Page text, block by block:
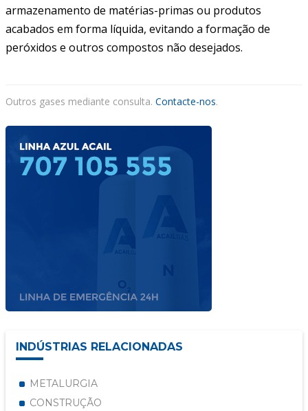
ACAIL GÁS MEDICARE
armazenamento de matérias-primas ou produtos
acabados em forma líquida, evitando a formação de
peróxidos e outros compostos não desejados.
Outros gases mediante consulta.Contacte-nos.
INDÚSTRIAS RELACIONADAS
METALURGIA
CONSTRUÇÃO